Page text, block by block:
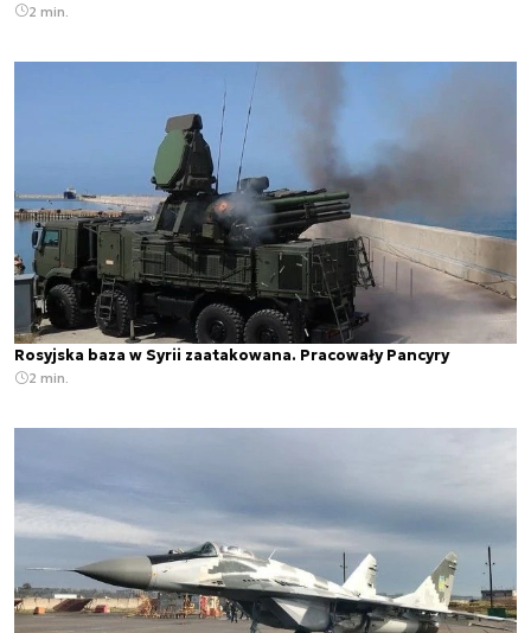
2 min.
Rosyjska baza w Syrii zaatakowana. Pracowały Pancyry
2 min.